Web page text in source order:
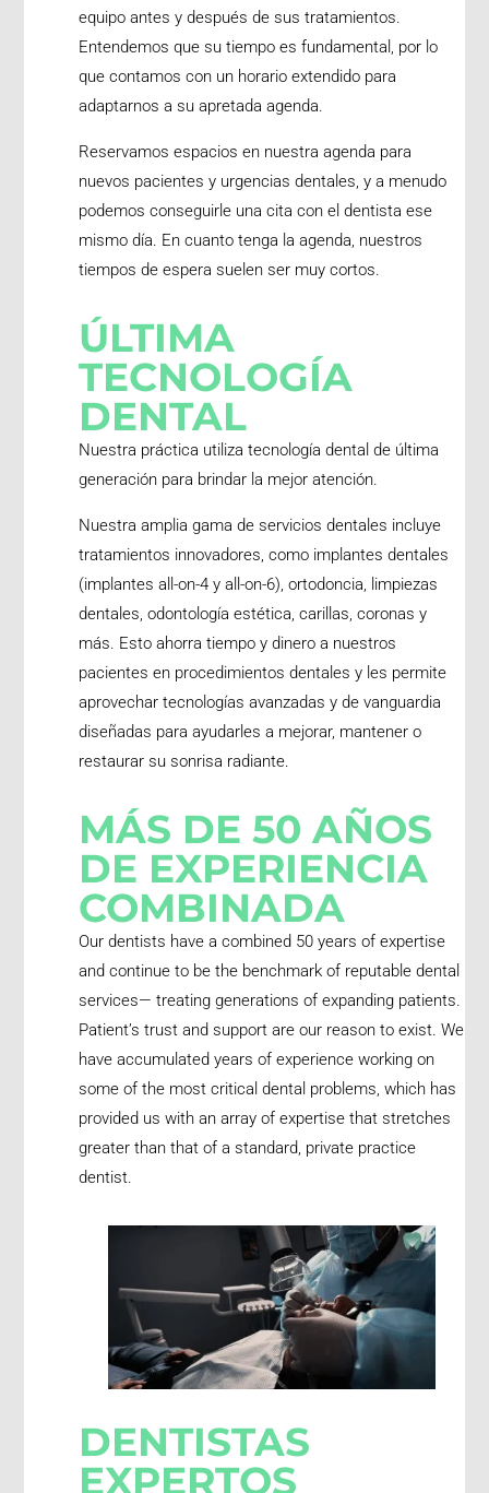
equipo antes y después de sus tratamientos.
Entendemos que su tiempo es fundamental, por lo
que contamos con un horario extendido para
adaptarnos a su apretada agenda.
Reservamos espacios en nuestra agenda para
nuevos pacientes y urgencias dentales, y a menudo
podemos conseguirle una cita con el dentista ese
mismo día. En cuanto tenga la agenda, nuestros
tiempos de espera suelen ser muy cortos.
ÚLTIMA
TECNOLOGÍA
DENTAL
Nuestra práctica utiliza tecnología dental de última
generación para brindar la mejor atención.
Nuestra amplia gama de servicios dentales incluye
tratamientos innovadores, como implantes dentales
(implantes all-on-4 y all-on-6), ortodoncia, limpiezas
dentales, odontología estética, carillas, coronas y
más. Esto ahorra tiempo y dinero a nuestros
pacientes en procedimientos dentales y les permite
aprovechar tecnologías avanzadas y de vanguardia
diseñadas para ayudarles a mejorar, mantener o
restaurar su sonrisa radiante.
MÁS DE 50 AÑOS
DE EXPERIENCIA
COMBINADA
Our dentists have a combined 50 years of expertise
and continue to be the benchmark of reputable dental
services— treating generations of expanding patients.
Patient’s trust and support are our reason to exist. We
have accumulated years of experience working on
some of the most critical dental problems, which has
provided us with an array of expertise that stretches
greater than that of a standard, private practice
dentist.
DENTISTAS
EXPERTOS